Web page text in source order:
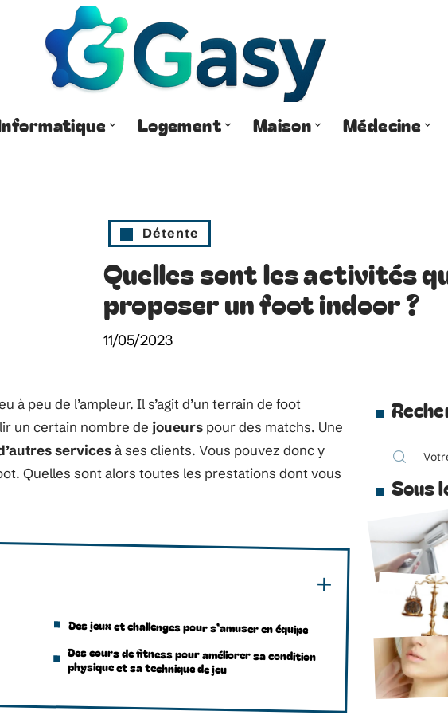
Logement Maison Médecine
Détente
Quelles sont les activités
proposer un foot indoor ?
11/05/2023
peu de l’ampleur. Il s’agit d’un terrain de foot
un certain nombre de joueurs pour des matchs. Une
servicesà ses clients. Vous pouvez donc y
Quelles sont alors toutes les prestations dont vous
Des jeux et challenges pour s’amuser en équipe
Des cours de fitness pour améliorer sa condition
physique et sa technique de jeu
Sous